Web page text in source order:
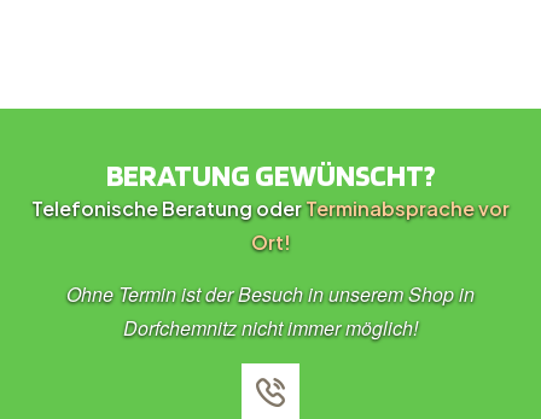
BERATUNG GEWÜNSCHT?
Telefonische Beratung oderTerminabsprache vor
Ort!
Ohne Termin ist der Besuch in unserem Shop in
Dorfchemnitz nicht immer möglich!